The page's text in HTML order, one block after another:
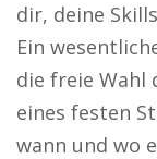
dir, deine
Ein
die freie Wahl
eines festen
wann und wo